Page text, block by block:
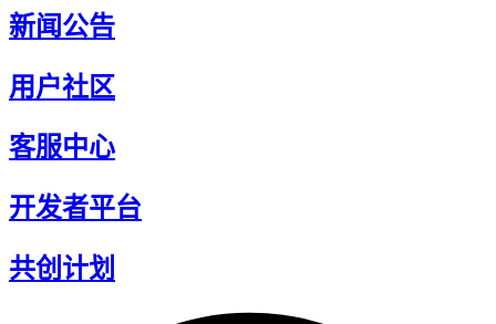
新闻公告
用户社区
客服中心
开发者平台
共创计划